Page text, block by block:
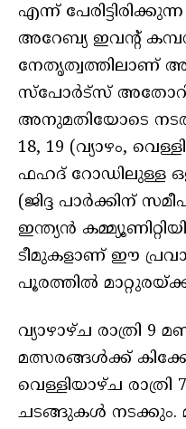
എന്ന്
അറേബ്യ ഇവന്റ്
നേതൃത്വത്തിലാണ്
സ്പോർട്സ്
അനുമതിയോടെ
18, 19 (വ്യാഴം,
ഫഹദ് റോഡിലുള്ള
(ജിദ്ദ പാർക്കിന്
ഇന്ത്യൻ
ടീമുകളാണ് ഈ
പൂരത്തിൽ
വ്യാഴാഴ്ച രാത്രി
മത്സരങ്ങൾക്ക്
വെള്ളിയാഴ്ച
ചടങ്ങുകൾ നടക്കും.